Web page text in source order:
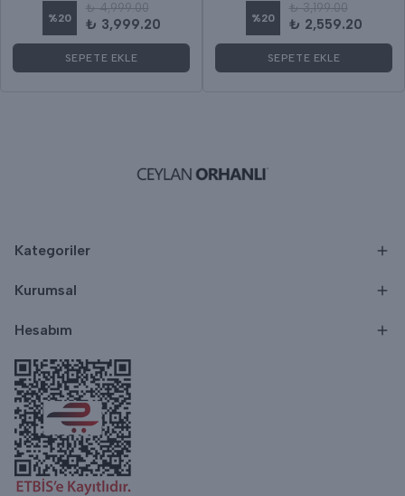
%20
₺ 4,999.00
₺ 3,999.20
SEPETE EKLE
%20
₺ 3,199.00
₺ 2,559.20
SEPETE EKLE
Kategoriler
Kurumsal
Hesabım